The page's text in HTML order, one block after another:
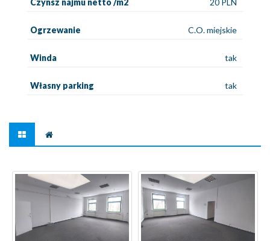
Czynsz najmu netto /m2 20 PLN
Ogrzewanie C.O. miejskie
Winda tak
Własny parking tak